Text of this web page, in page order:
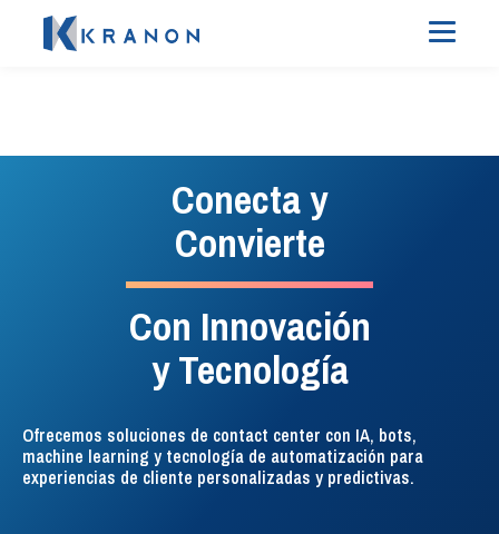
Conecta y
Convierte
Con Innovación
y Tecnología
Ofrecemos soluciones de contact center con IA, bots,
machine learning y tecnología de automatización para
experiencias de cliente personalizadas y predictivas.
Experiencia del
cliente sin
complicaciones
Todos los tickets, todos los
análisis, ¡un solo lugar!
Descubre nuestra plataforma
al cliente y marketing al
siguiente nivel.
Administración
de telefonía
La solución de enrutamiento,
administración, monitoreo e
inteligencia de la telefonía para
VER DETALLES